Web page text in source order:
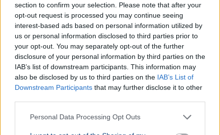
section to confirm your selection. Please note that after your
opt-out request is processed you may continue seeing
interest-based ads based on personal information utilized by
us or personal information disclosed to third parties prior to
your opt-out. You may separately opt-out of the further
disclosure of your personal information by third parties on the
IAB’s list of downstream participants. This information may
also be disclosed by us to third parties on the IAB’s List of
Downstream Participants that may further disclose it to other
Personal Data Processing Opt Outs